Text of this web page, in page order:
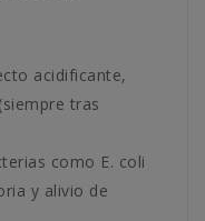
acidificante,
tras
como E. coli
y alivio de